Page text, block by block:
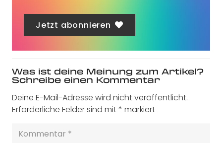
Jetzt abonnieren
Was ist deine Meinung zum Artikel?
Schreibe einen Kommentar
Deine E-Mail-Adresse wird nicht veröffentlicht.
Erforderliche Felder sind mit* markiert